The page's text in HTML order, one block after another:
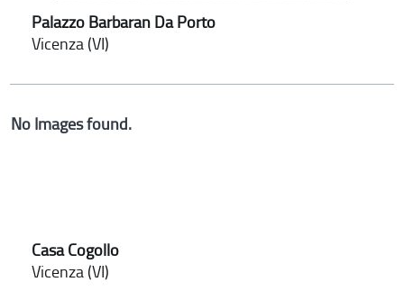
Palazzo Barbaran Da Porto
Vicenza (VI)
No Images found.
Casa Cogollo
Vicenza (VI)